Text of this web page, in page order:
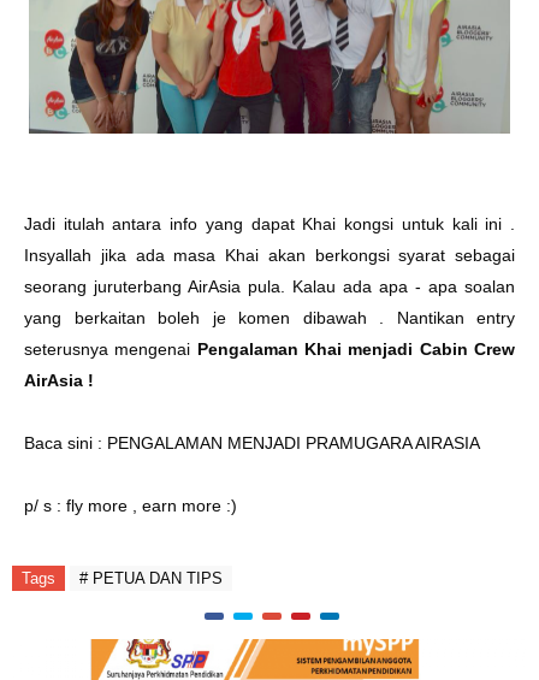
Jadi itulah antara info yang dapat Khai kongsi untuk kali ini .
Insyallah jika ada masa Khai akan berkongsi syarat sebagai
seorang juruterbang AirAsia pula. Kalau ada apa - apa soalan
yang berkaitan boleh je komen dibawah . Nantikan entry
seterusnya mengenai Pengalaman Khai menjadi Cabin Crew
AirAsia !
Baca sini : PENGALAMAN MENJADI PRAMUGARA AIRASIA
p/ s : fly more , earn more :)
Tags # PETUA DAN TIPS